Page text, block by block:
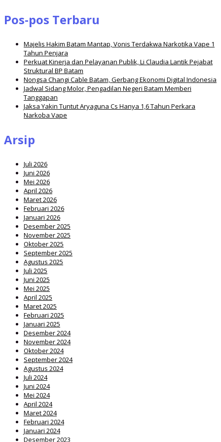
Pos-pos Terbaru
Majelis Hakim Batam Mantap, Vonis Terdakwa Narkotika Vape 1
Tahun Penjara
Perkuat Kinerja dan Pelayanan Publik, Li Claudia Lantik Pejabat
Struktural BP Batam
Nongsa Changi Cable Batam, Gerbang Ekonomi Digital Indonesia
Jadwal Sidang Molor, Pengadilan Negeri Batam Memberi
Tanggapan
Jaksa Yakin Tuntut Aryaguna Cs Hanya 1,6 Tahun Perkara
Narkoba Vape
Arsip
Juli 2026
Juni 2026
Mei 2026
April 2026
Maret 2026
Februari 2026
Januari 2026
Desember 2025
November 2025
Oktober 2025
September 2025
Agustus 2025
Juli 2025
Juni 2025
Mei 2025
April 2025
Maret 2025
Februari 2025
Januari 2025
Desember 2024
November 2024
Oktober 2024
September 2024
Agustus 2024
Juli 2024
Juni 2024
Mei 2024
April 2024
Maret 2024
Februari 2024
Januari 2024
Desember 2023